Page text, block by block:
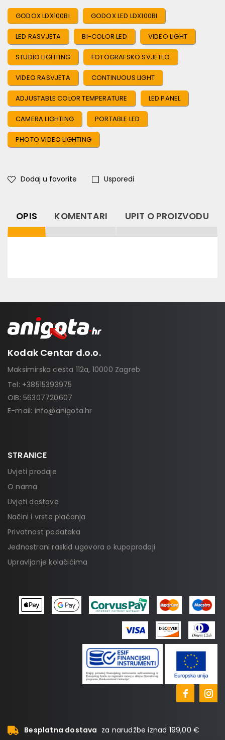
GODOX LDX100BI GODOX LED LDX100BI
LED RASVJETA BI-COLOR LED VIDEO LIGHT
STUDIO LIGHTING FOTOGRAFSKO SVJETLO
VIDEO RASVJETA CONTINUOUS LIGHT
ADJUSTABLE COLOR TEMPERATURE LED PANEL
CAMERA LIGHTING PORTABLE LED
PHOTO VIDEO LIGHTING
Dodaj u favorite Usporedi
OPIS KOMENTARI UPIT O PROIZVODU
Kodak Centar d.o.o.
Maksimirska cesta 112a, 10000 Zagreb
Tel: +38515393975
OIB: 56307720607
E-mail: info@anigota.hr
STRANICE
Uvjeti prodaje
O nama
Uvjeti dostave
Načini i vrste plaćanja
Privatnost podataka
Jednostrani raskid ugovora o kupoprodaji
Upravljanje kolačićima
Besplatna dostava za narudžbe iznad 199,00 €